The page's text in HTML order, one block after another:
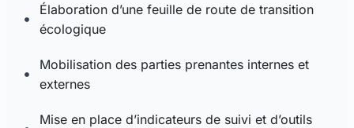
Élaboration d’une feuille de route de transition
écologique
Mobilisation des parties prenantes internes et
externes
Mise en place d’indicateurs de suivi et d’outils